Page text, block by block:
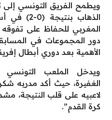
ويطمح الفريق التونسي
الذهاب
المغربي للحفاظ على
دور المجموعات في
الأهمية بعد دوري أبطال
ويدخل الملعب التونسي
الغفيرة، حيث أكد مدربه
لاعبيه على قلب النتيجة،
كرة القدم”.